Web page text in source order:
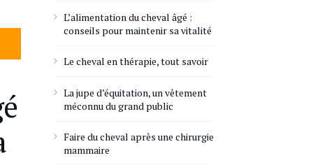
L’alimentation du cheval âgé :
conseils pour maintenir sa vitalité
Le cheval en thérapie, tout savoir
La jupe d’équitation, un vêtement
méconnu du grand public
Faire du cheval après une chirurgie
mammaire